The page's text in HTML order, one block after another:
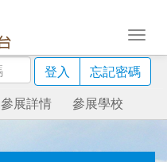
登入
忘記密碼
參展詳情 參展學校